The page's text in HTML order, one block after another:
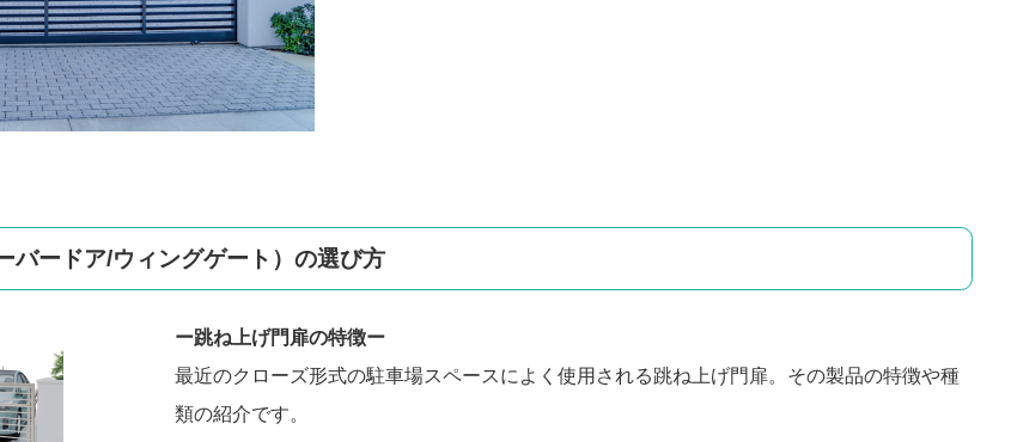
バードア/ウィングゲート）の選び方
ー跳ね上げ門扉の特徴ー
最近のクローズ形式の駐車場スペースによく使用される跳ね上げ門扉。その製品の特徴や種
類の紹介です。